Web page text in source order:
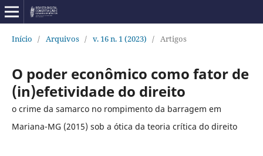
Início / Arquivos / v. 16 n. 1 (2023) / Artigos
O poder econômico como fator de
(in)efetividade do direito
o crime da samarco no rompimento da barragem em
Mariana-MG (2015) sob a ótica da teoria crítica do direito